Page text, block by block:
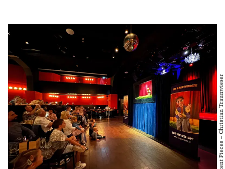
Content Pieces – Christian Traunwieser